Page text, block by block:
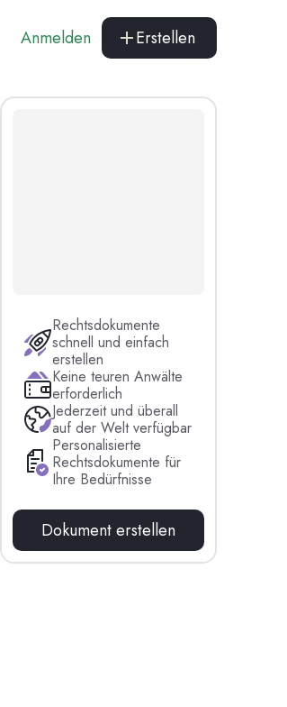
Anmelden Erstellen
Rechtsdokumente
schnell und einfach
erstellen
Keine teuren Anwälte
erforderlich
Jederzeit und überall
auf der Welt verfügbar
Personalisierte
Rechtsdokumente für
Ihre Bedürfnisse
Dokument erstellen